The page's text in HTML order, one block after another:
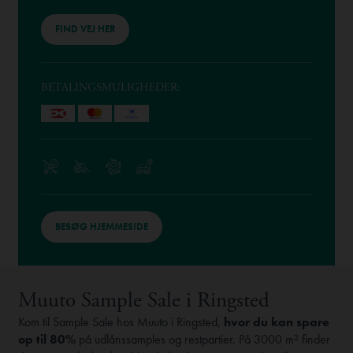
Muuto Sample Sale i Ringsted
Kom til Sample Sale hos Muuto i Ringsted, hvor du kan spare
op til 80% på udlånssamples og restpartier. På 3000 m² finder
FIND VEJ HER
BETALINGSMULIGHEDER:
BESØG HJEMMESIDE